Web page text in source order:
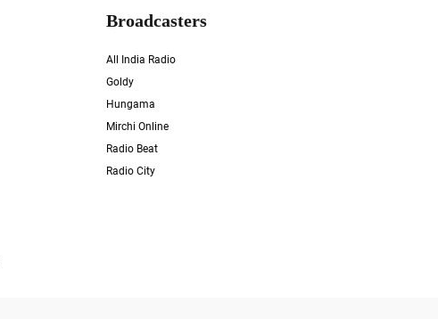
Broadcasters
All India Radio
Goldy
Hungama
Mirchi Online
Radio Beat
Radio City